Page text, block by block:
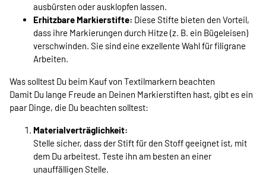
ausbürsten oder ausklopfen lassen.
Erhitzbare Markierstifte: Diese Stifte bieten den Vorteil,
dass ihre Markierungen durch Hitze (z. B. ein Bügeleisen)
verschwinden. Sie sind eine exzellente Wahl für filigrane
Arbeiten.
Was solltest Du beim Kauf von Textilmarkern beachten
Damit Du lange Freude an Deinen Markierstiften hast, gibt es ein
paar Dinge, die Du beachten solltest:
Materialverträglichkeit:
Stelle sicher, dass der Stift für den Stoff geeignet ist, mit
dem Du arbeitest. Teste ihn am besten an einer
unauffälligen Stelle.